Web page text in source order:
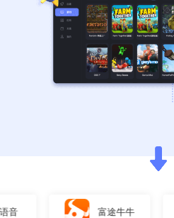
富途牛牛